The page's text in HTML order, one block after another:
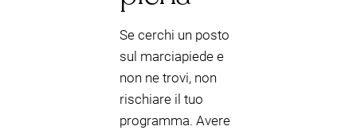
Se cerchi un posto
sul marciapiede e
non ne trovi, non
rischiare il tuo
programma. Avere